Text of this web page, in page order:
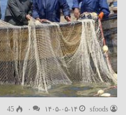
sfoods ۱۴۰۵-۰۵-۱۴ ۰ 45